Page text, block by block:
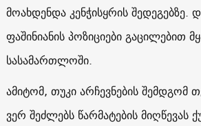
მოახდენდა კენჭისყრის შედეგებზე.
ფაშინიანის პოზიციები გაცილებით
სასამართლოში.
ამიტომ, თუკი არჩევნების შემდგომ
ვერ შეძლებს წარმატების მიღწევას